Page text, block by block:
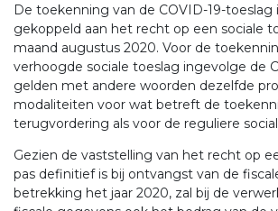
De toekenning van de COVID-19-toeslag
gekoppeld aan het recht op een sociale
maand augustus 2020. Voor de
verhoogde sociale toeslag ingevolge de
gelden met andere woorden dezelfde
modaliteiten voor wat betreft de
terugvordering als voor de reguliere
Gezien de vaststelling van het recht op
pas definitief is bij ontvangst van de
betrekking het jaar 2020, zal bij de